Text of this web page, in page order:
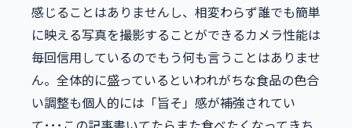
感じることはありませんし、相変わらず誰でも簡単
に映える写真を撮影することができるカメラ性能は
毎回信用しているのでもう何も言うことはありませ
ん。全体的に盛っているといわれがちな食品の色合
い調整も個人的には「旨そ」感が補強されてい